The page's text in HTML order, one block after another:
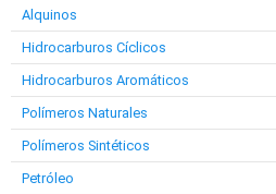
Alquinos
Hidrocarburos Cíclicos
Hidrocarburos Aromáticos
Polímeros Naturales
Polímeros Sintéticos
Petróleo